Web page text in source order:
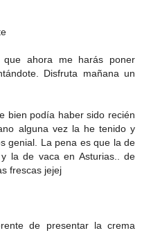
ahora me harás poner
Disfruta mañana un
bien podía haber sido recién
alguna vez la he tenido y
genial. La pena es que la de
la de vaca en Asturias.. de
frescas jejej
de presentar la crema